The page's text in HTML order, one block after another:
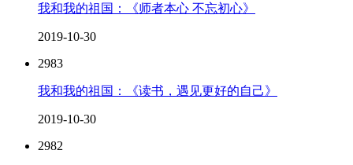
我和我的祖国：《师者本心 不忘初心》
2019-10-30
2983
我和我的祖国：《读书，遇见更好的自己》
2019-10-30
2982